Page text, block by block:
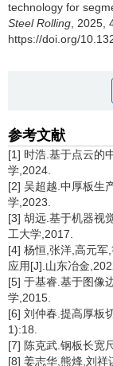
technology for
Steel Rolling , 2025,
https://doi.org/
参考文献
[1] 时浩.基于点云的
学,2024.
[2] 吴超越.中厚板生
学,2023.
[3] 胡远.基于机器视
工大学,2017.
[4] 杨恒,张洋,高元军
应用[J].山东冶金
[5] 于基睿.基于图像
学,2015.
[6] 刘仲春.提高厚板
1):18.
[7] 陈克武.钢板长宽
[8] 姜志华,熊烽,刘祥